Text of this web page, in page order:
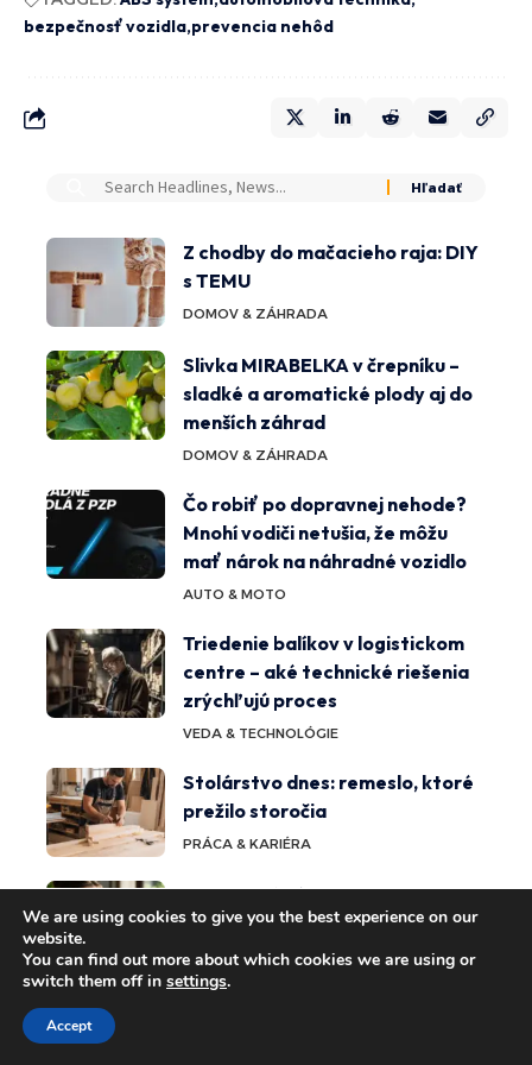
bezpečnosť vozidla prevencia nehôd
Z chodby do mačacieho raja: DIY
s TEMU
DOMOV & ZÁHRADA
Slivka MIRABELKA v črepníku –
sladké a aromatické plody aj do
menších záhrad
DOMOV & ZÁHRADA
Čo robiť po dopravnej nehode?
Mnohí vodiči netušia, že môžu
mať nárok na náhradné vozidlo
AUTO & MOTO
Triedenie balíkov v logistickom
centre – aké technické riešenia
zrýchľujú proces
VEDA & TECHNOLÓGIE
Stolárstvo dnes: remeslo, ktoré
prežilo storočia
PRÁCA & KARIÉRA
Zdravotné výhody matcha čaju:
Prečo ho konzumovať?
ZDRAVIE & ŽIVOTNÝ ŠTÝL
We are using cookies to give you the best experience on our
website.
You can find out more about which cookies we are using or
switch them off in settings.
Accept